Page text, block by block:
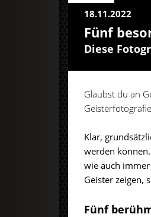
18.11.2022
Fünf
Diese
Glaubst du an
Klar,
werden
wie auch
Geister zeigen,
Fünf